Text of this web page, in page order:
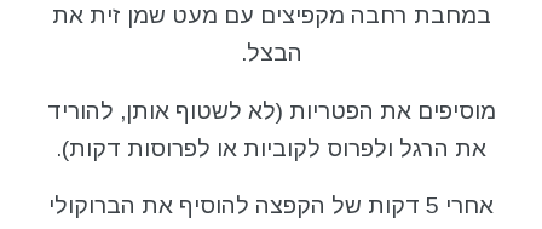
במחבת רחבה מקפיצים עם מעט שמן זית את
הבצל.
מוסיפים את הפטריות (לא לשטוף אותן, להוריד
את הרגל ולפרוס לקוביות או לפרוסות דקות).
אחרי 5 דקות של הקפצה להוסיף את הברוקולי